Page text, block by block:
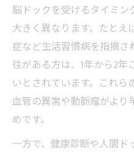
脳ドックを受けるタイミン
大きく異なります。たとえ
症など生活習慣病を指摘
往がある方は、1年から2
いとされています。これ
血管の異常や動脈瘤がよ
めです。
一方で、健康診断や人間